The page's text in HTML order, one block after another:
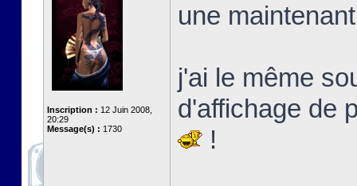
Inscription : 12 Juin 2008,
20:29
Message(s) : 1730
une
j'ai le même
d'affichage de
!